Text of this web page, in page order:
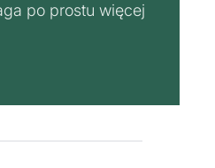
po prostu więcej